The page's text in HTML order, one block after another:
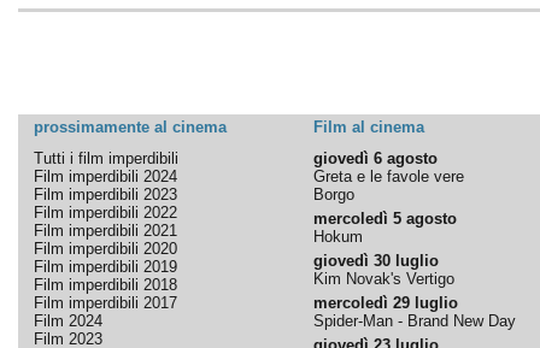
prossimamente al cinema
Film al cinema
Tutti i film imperdibili
Film imperdibili 2024
Film imperdibili 2023
Film imperdibili 2022
Film imperdibili 2021
Film imperdibili 2020
Film imperdibili 2019
Film imperdibili 2018
Film imperdibili 2017
Film 2024
Film 2023
giovedì 6 agosto
Greta e le favole vere
Borgo
mercoledì 5 agosto
Hokum
giovedì 30 luglio
Kim Novak's Vertigo
mercoledì 29 luglio
Spider-Man - Brand New Day